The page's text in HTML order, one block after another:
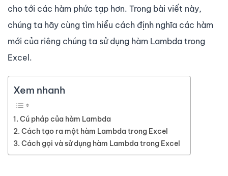
cho tới các hàm phức tạp hơn. Trong bài viết này,
chúng ta hãy cùng tìm hiểu cách định nghĩa các hàm
mới của riêng chúng ta sử dụng hàm Lambda trong
Excel.
Xem nhanh
Cú pháp của hàm Lambda
Cách tạo ra một hàm Lambda trong Excel
Cách gọi và sử dụng hàm Lambda trong Excel